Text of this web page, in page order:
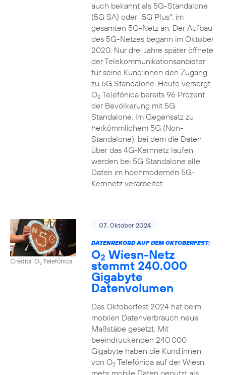
auch bekannt als 5G-Standalone
(5G SA) oder „5G Plus“, im
gesamten 5G-Netz an. Der Aufbau
des 5G-Netzes begann im Oktober
2020. Nur drei Jahre später öffnete
der Telekommunikationsanbieter
für seine Kund:innen den Zugang
zu 5G Standalone. Heute versorgt
O2Telefónica bereits 96 Prozent
der Bevölkerung mit 5G
Standalone. Im Gegensatz zu
herkömmlichem 5G (Non-
Standalone), bei dem die Daten
über das 4G-Kernnetz laufen,
werden bei 5G Standalone alle
Daten im hochmodernen 5G-
Kernnetz verarbeitet.
Credits: O2Telefónica
07. Oktober 2024
DATENREKORD AUF DEM OKTOBERFEST:
O2 Wiesn-Netz
stemmt 240.000
Gigabyte
Datenvolumen
Das Oktoberfest 2024 hat beim
mobilen Datenverbrauch neue
Maßstäbe gesetzt. Mit
beeindruckenden 240.000
Gigabyte haben die Kund:innen
von O2Telefónica auf der Wiesn
mehr mobile Daten genutzt als